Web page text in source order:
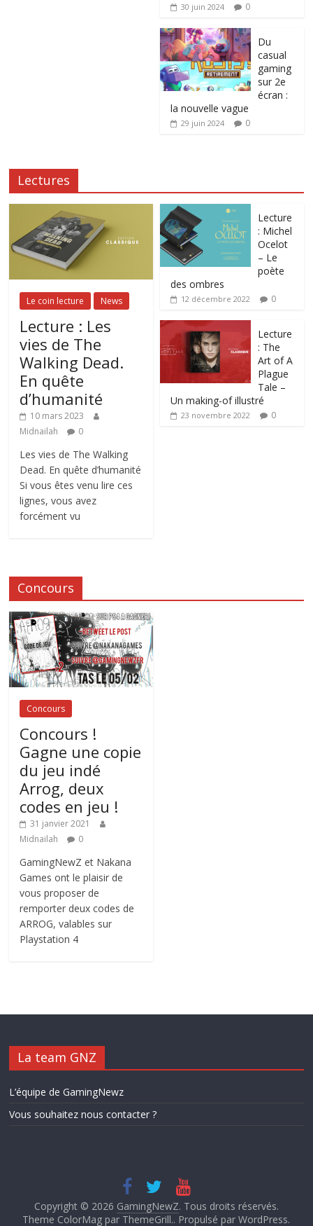
30 juin 2024 0
Du
casual
gaming
sur 2e
écran :
la nouvelle vague
29 juin 2024 0
Lectures
Le coin lecture News
Lecture : Les
vies de The
Walking Dead.
En quête
d’humanité
10 mars 2023
Midnailah
0
Les vies de The Walking
Dead. En quête d’humanité
Si vous êtes venu lire ces
lignes, vous avez
forcément vu
Lecture
: Michel
Ocelot
– Le
poète
des ombres
12 décembre 2022 0
Lecture
: The
Art of A
Plague
Tale –
Un making-of illustré
23 novembre 2022 0
Concours
Concours
Concours !
Gagne une copie
du jeu indé
Arrog, deux
codes en jeu !
31 janvier 2021
Midnailah
0
GamingNewZ et Nakana
Games ont le plaisir de
vous proposer de
remporter deux codes de
ARROG, valables sur
Playstation 4
La team GNZ
L’équipe de GamingNewz
Vous souhaitez nous contacter ?
Copyright © 2026 GamingNewZ. Tous droits réservés.
Theme ColorMag par ThemeGrill.. Propulsé parWordPress.